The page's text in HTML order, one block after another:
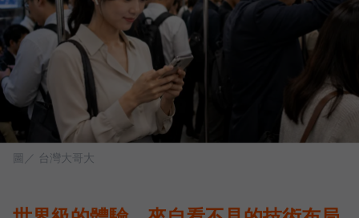
圖／ 台灣大哥大